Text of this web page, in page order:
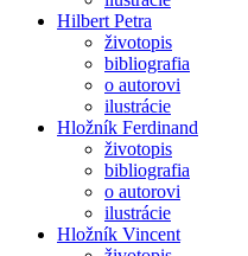
Hilbert Petra
životopis
bibliografia
o autorovi
ilustrácie
Hložník Ferdinand
životopis
bibliografia
o autorovi
ilustrácie
Hložník Vincent